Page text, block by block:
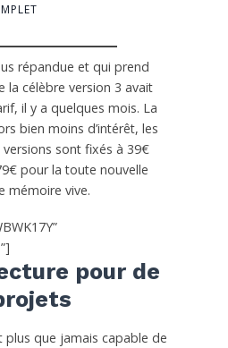
répandue et qui prend
la célèbre version 3 avait
il y a quelques mois. La
bien moins d’intérêt, les
sont fixés à 39€
pour la toute nouvelle
mémoire vive.
pour de
plus que jamais capable de